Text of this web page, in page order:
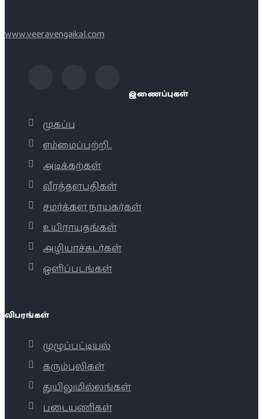
www.veeravengaikal.com
இணைப்புகள்
முகப்பு
எம்மைப்பற்றி..
அடிக்கற்கள்
வீரத்தளபதிகள்
சமர்க்கள நாயகர்கள்
உயிராயுதங்கள்
அழியாச்சுடர்கள்
ஒளிப்படங்கள்
விபரங்கள்
முழுப்பட்டியல்
கரும்புலிகள்
துயிலுமில்லங்கள்
படையணிகள்